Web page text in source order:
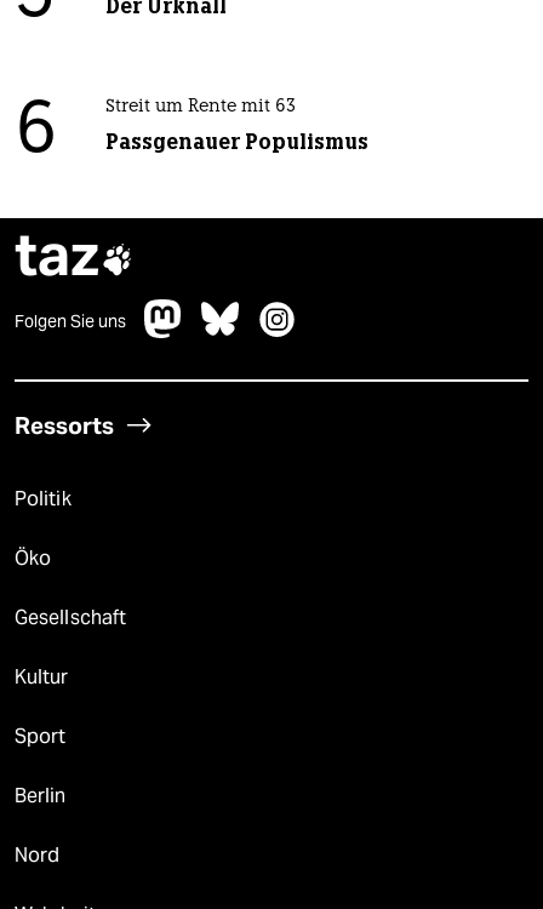
Der Urknall
6 Streit um Rente mit 63
Passgenauer Populismus
taz
Folgen Sie uns
Ressorts
Politik
Öko
Gesellschaft
Kultur
Sport
Berlin
Nord